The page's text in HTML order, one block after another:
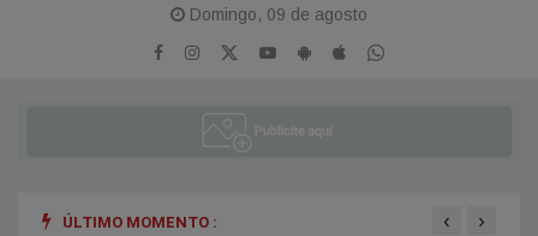
Domingo, 09 de agosto
ÚLTIMO MOMENTO : ‹ ›